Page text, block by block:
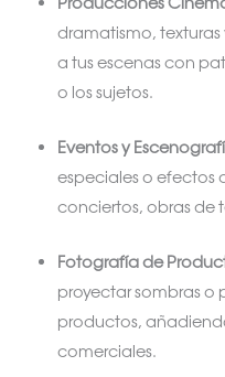
dramatismo, texturas
a tus escenas con
o los sujetos.
Eventos y
especiales o efectos
conciertos, obras de
Fotografía de
proyectar sombras o
productos,
comerciales.